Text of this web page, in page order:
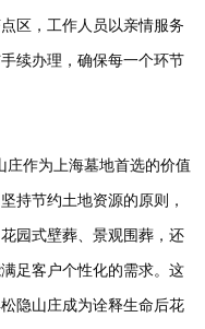
区，工作人员以亲情服务
续办理，确保每一个环节
持节约土地资源的原则，
园式壁葬、景观围葬，还
足客户个性化的需求。这
隐山庄成为诠释生命后花